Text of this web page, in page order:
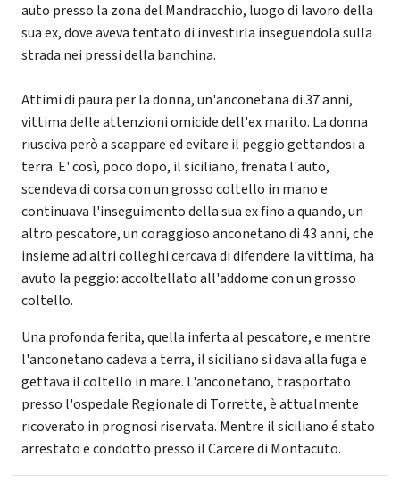
auto presso la zona del Mandracchio, luogo di lavoro della
sua ex, dove aveva tentato di investirla inseguendola sulla
strada nei pressi della banchina.
Attimi di paura per la donna, un'anconetana di 37 anni,
vittima delle attenzioni omicide dell'ex marito. La donna
riusciva però a scappare ed evitare il peggio gettandosi a
terra. E' così, poco dopo, il siciliano, frenata l'auto,
scendeva di corsa con un grosso coltello in mano e
continuava l'inseguimento della sua ex fino a quando, un
altro pescatore, un coraggioso anconetano di 43 anni, che
insieme ad altri colleghi cercava di difendere la vittima, ha
avuto la peggio: accoltellato all'addome con un grosso
coltello.
Una profonda ferita, quella inferta al pescatore, e mentre
l'anconetano cadeva a terra, il siciliano si dava alla fuga e
gettava il coltello in mare. L'anconetano, trasportato
presso l'ospedale Regionale di Torrette, è attualmente
ricoverato in prognosi riservata. Mentre il siciliano é stato
arrestato e condotto presso il Carcere di Montacuto.